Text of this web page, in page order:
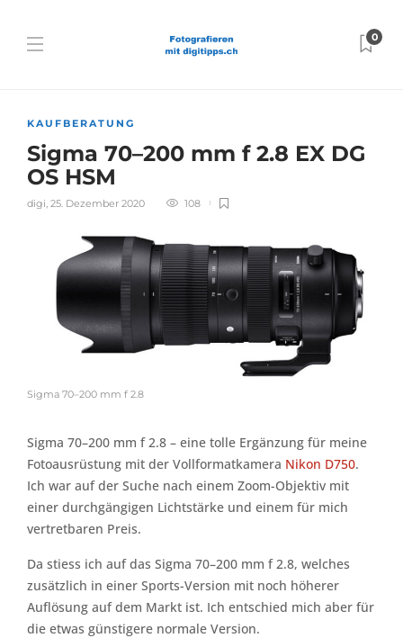
0
KAUFBERATUNG
Sigma 70–200 mm f 2.8 EX DG
OS HSM
digi, 25. Dezember 2020 108
Sigma 70–200 mm f 2.8
Sigma 70–200 mm f 2.8 – eine tolle Ergänzung für meine
Fotoausrüstung mit der Vollformatkamera Nikon D750.
Ich war auf der Suche nach einem Zoom-Objektiv mit
einer durchgängigen Lichtstärke und einem für mich
vertretbaren Preis.
Da stiess ich auf das Sigma 70–200 mm f 2.8, welches
zusätzlich in einer Sports-Version mit noch höherer
Auflösung auf dem Markt ist. Ich entschied mich aber für
die etwas günstigere normale Version.